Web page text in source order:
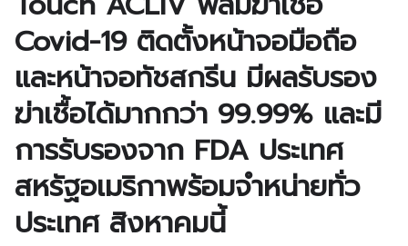
Covid-19 ติดตั้งหน้าจอมือถือ
และหน้าจอทัชสกรีน มีผลรับรอง
ฆ่าเชื้อได้มากกว่า 99.99% และมี
การรับรองจาก FDA ประเทศ
สหรัฐอเมริกาพร้อมจำหน่ายทั่ว
ประเทศ สิงหาคมนี้